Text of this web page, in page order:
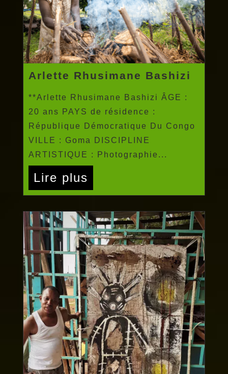
Arlette Rhusimane Bashizi
**Arlette Rhusimane Bashizi ÂGE :
20 ans PAYS de résidence :
République Démocratique Du Congo
VILLE : Goma DISCIPLINE
ARTISTIQUE : Photographie...
Lire plus